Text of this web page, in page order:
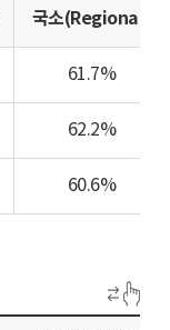
국소(Regional)
61.7%
62.2%
60.6%